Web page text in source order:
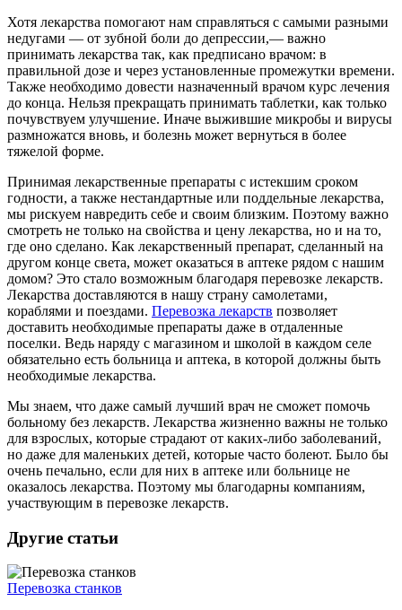
Хотя лекарства помогают нам справляться с самыми разными
недугами — от зубной боли до депрессии,— важно
принимать лекарства так, как предписано врачом: в
правильной дозе и через установленные промежутки времени.
Также необходимо довести назначенный врачом курс лечения
до конца. Нельзя прекращать принимать таблетки, как только
почувствуем улучшение. Иначе выжившие микробы и вирусы
размножатся вновь, и болезнь может вернуться в более
тяжелой форме.
Принимая лекарственные препараты с истекшим сроком
годности, а также нестандартные или поддельные лекарства,
мы рискуем навредить себе и своим близким. Поэтому важно
смотреть не только на свойства и цену лекарства, но и на то,
где оно сделано. Как лекарственный препарат, сделанный на
другом конце света, может оказаться в аптеке рядом с нашим
домом? Это стало возможным благодаря перевозке лекарств.
Лекарства доставляются в нашу страну самолетами,
кораблями и поездами. Перевозка лекарств позволяет
доставить необходимые препараты даже в отдаленные
поселки. Ведь наряду с магазином и школой в каждом селе
обязательно есть больница и аптека, в которой должны быть
необходимые лекарства.
Мы знаем, что даже самый лучший врач не сможет помочь
больному без лекарств. Лекарства жизненно важны не только
для взрослых, которые страдают от каких-либо заболеваний,
но даже для маленьких детей, которые часто болеют. Было бы
очень печально, если для них в аптеке или больнице не
оказалось лекарства. Поэтому мы благодарны компаниям,
участвующим в перевозке лекарств.
Другие статьи
Перевозка станков